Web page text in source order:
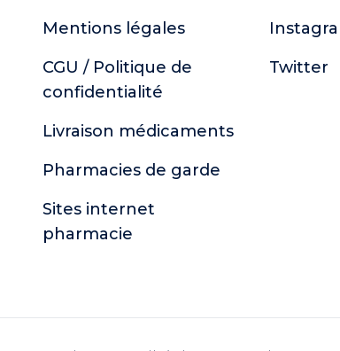
Mentions légales
CGU / Politique de
confidentialité
Livraison médicaments
Pharmacies de garde
Sites internet
pharmacie
Twitter